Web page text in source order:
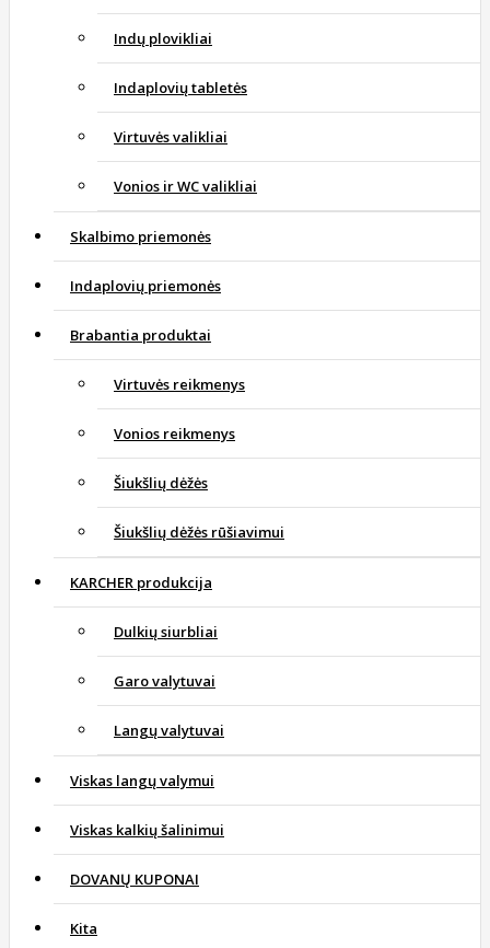
Indų plovikliai
Indaplovių tabletės
Virtuvės valikliai
Vonios ir WC valikliai
Skalbimo priemonės
Indaplovių priemonės
Brabantia produktai
Virtuvės reikmenys
Vonios reikmenys
Šiukšlių dėžės
Šiukšlių dėžės rūšiavimui
KARCHER produkcija
Dulkių siurbliai
Garo valytuvai
Langų valytuvai
Viskas langų valymui
Viskas kalkių šalinimui
DOVANŲ KUPONAI
Kita